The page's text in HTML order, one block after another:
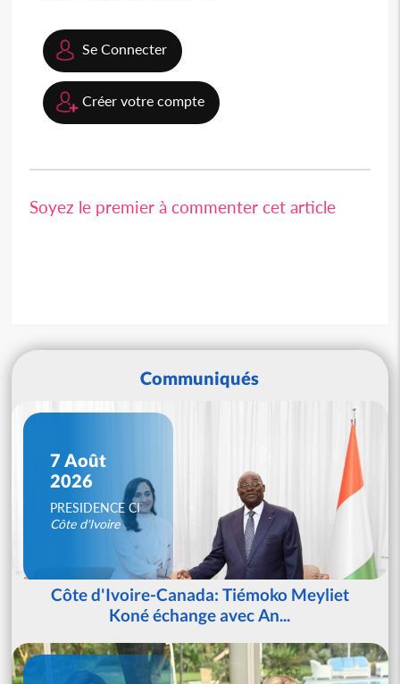
Se Connecter
Créer votre compte
Soyez le premier à commenter cet article
Communiqués
7 Août
2026
PRESIDENCE CI
Côte d'Ivoire
Côte d'Ivoire-Canada: Tiémoko Meyliet
Koné échange avec An...